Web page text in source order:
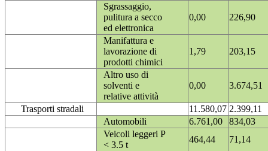
Sgrassaggio,
pulitura a secco
ed elettronica
0,00 226,90
Manifattura e
lavorazione di
prodotti chimici
1,79 203,15
Altro uso di
solventi e
relative attività
0,00 3.674,51
Trasporti stradali 11.580,07 2.399,11
Automobili
6.761,00
834,03
Veicoli leggeri P
< 3.5 t
464,44
71,14